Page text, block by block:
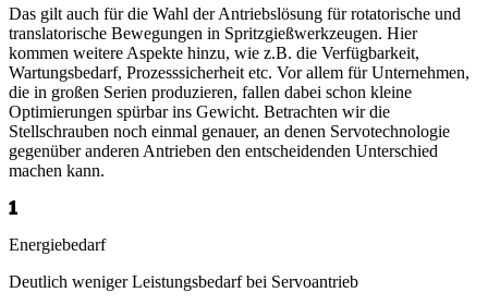
Das gilt auch für die Wahl der Antriebslösung für rotatorische und
translatorische Bewegungen in Spritzgießwerkzeugen. Hier
kommen weitere Aspekte hinzu, wie z.B. die Verfügbarkeit,
Wartungsbedarf, Prozesssicherheit etc. Vor allem für Unternehmen,
die in großen Serien produzieren, fallen dabei schon kleine
Optimierungen spürbar ins Gewicht. Betrachten wir die
Stellschrauben noch einmal genauer, an denen Servotechnologie
gegenüber anderen Antrieben den entscheidenden Unterschied
machen kann.
1
Energiebedarf
Deutlich weniger Leistungsbedarf bei Servoantrieb